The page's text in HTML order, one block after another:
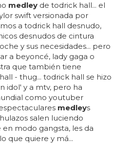
medley de todrick hall... el
swift versionada por
a todrick hall desnudo,
desnudos de cintura
y sus necesidades... pero
a beyoncé, lady gaga o
que también tiene
- thug... todrick hall se hizo
idol' y a mtv, pero ha
como youtuber
medleys
salen luciendo
modo gangsta, les da
que quiere y má...